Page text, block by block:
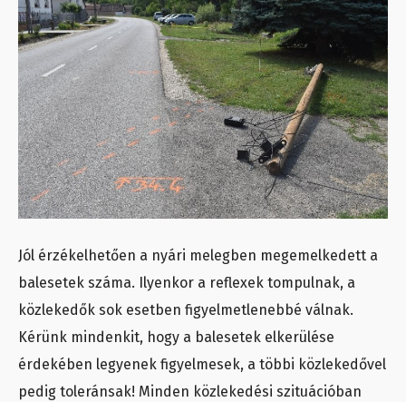
Jól érzékelhetően a nyári melegben megemelkedett a
balesetek száma. Ilyenkor a reflexek tompulnak, a
közlekedők sok esetben figyelmetlenebbé válnak.
Kérünk mindenkit, hogy a balesetek elkerülése
érdekében legyenek figyelmesek, a többi közlekedővel
pedig toleránsak! Minden közlekedési szituációban